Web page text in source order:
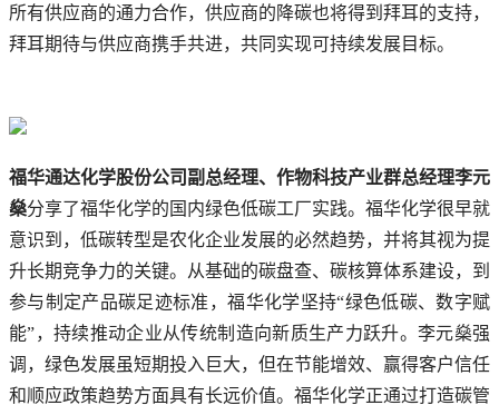
所有供应商的通力合作，供应商的降碳也将得到拜耳的支持，
拜耳期待与供应商携手共进，共同实现可持续发展目标。
福华通达化学股份公司副总经理、作物科技产业群总经理李元
燊分享了福华化学的国内绿色低碳工厂实践。福华化学很早就
意识到，低碳转型是农化企业发展的必然趋势，并将其视为提
升长期竞争力的关键。从基础的碳盘查、碳核算体系建设，到
参与制定产品碳足迹标准，福华化学坚持“绿色低碳、数字赋
能”，持续推动企业从传统制造向新质生产力跃升。李元燊强
调，绿色发展虽短期投入巨大，但在节能增效、赢得客户信任
和顺应政策趋势方面具有长远价值。福华化学正通过打造碳管